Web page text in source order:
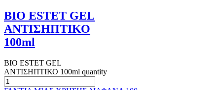
BIO ESTET GEL
ΑΝΤΙΣΗΠΤΙΚΟ
100ml
BIO ESTET GEL
ΑΝΤΙΣΗΠΤΙΚΟ 100ml quantity